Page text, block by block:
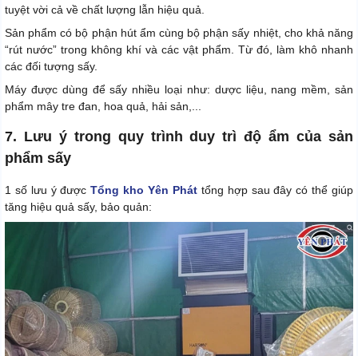
tuyệt vời cả về chất lượng lẫn hiệu quả.
Sản phẩm có bộ phận hút ẩm cùng bộ phận sấy nhiệt, cho khả năng
“rút nước” trong không khí và các vật phẩm. Từ đó, làm khô nhanh
các đối tượng sấy.
Máy được dùng để sấy nhiều loại như: dược liệu, nang mềm, sản
phẩm mây tre đan, hoa quả, hải sản,...
7. Lưu ý trong quy trình duy trì độ ẩm của sản
phẩm sấy
1 số lưu ý đượcTổng kho Yên Pháttổng hợp sau đây có thể giúp
tăng hiệu quả sấy, bảo quản: